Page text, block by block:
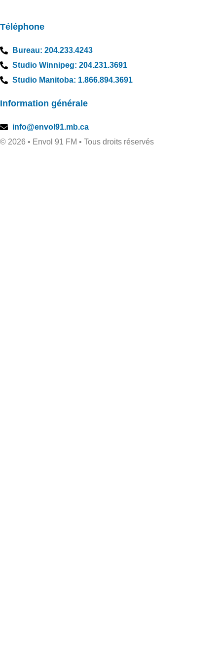
Téléphone
Bureau: 204.233.4243
Studio Winnipeg: 204.231.3691
Studio Manitoba: 1.866.894.3691
Information générale
info@envol91.mb.ca
© 2026 • Envol 91 FM • Tous droits réservés